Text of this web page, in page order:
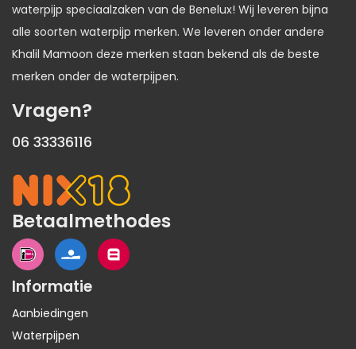
waterpijp speciaalzaken van de Benelux! Wij leveren bijna
alle soorten waterpijp merken. We leveren onder andere
Khalil Mamoon deze merken staan bekend als de beste
merken onder de waterpijpen.
Vragen?
06 33336116
Betaalmethodes
Informatie
Aanbiedingen
Waterpijpen